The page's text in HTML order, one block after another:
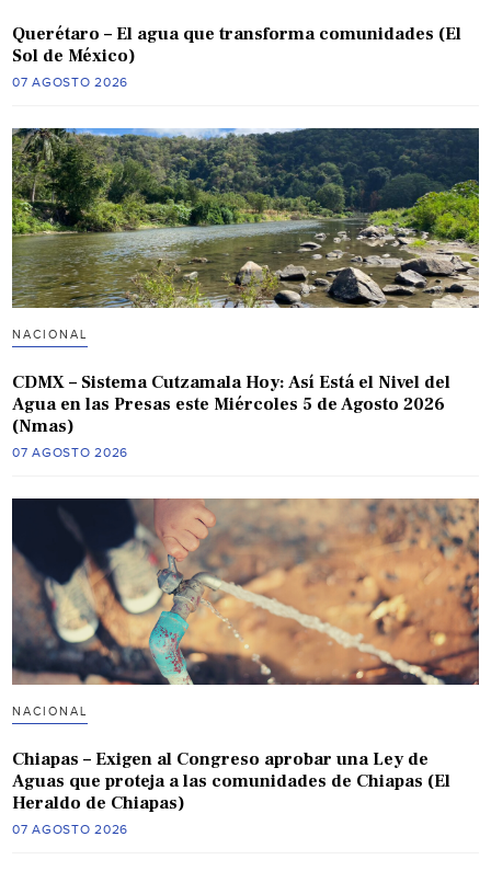
Querétaro – El agua que transforma comunidades (El
Sol de México)
07 AGOSTO 2026
NACIONAL
CDMX – Sistema Cutzamala Hoy: Así Está el Nivel del
Agua en las Presas este Miércoles 5 de Agosto 2026
(Nmas)
07 AGOSTO 2026
NACIONAL
Chiapas – Exigen al Congreso aprobar una Ley de
Aguas que proteja a las comunidades de Chiapas (El
Heraldo de Chiapas)
07 AGOSTO 2026